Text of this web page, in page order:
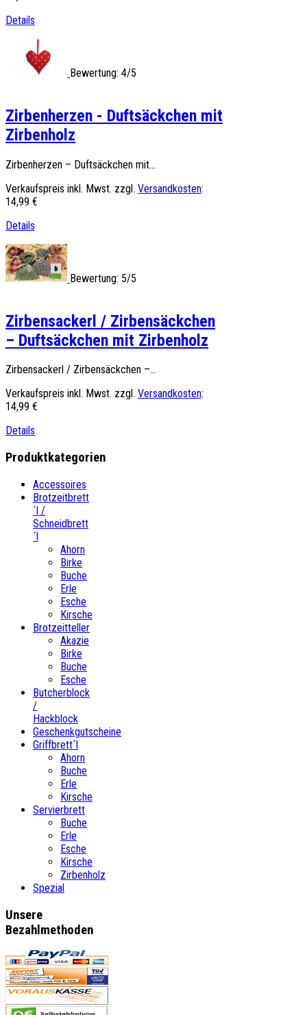
Details
Bewertung: 4/5
Zirbenherzen - Duftsäckchen mit
Zirbenholz
Zirbenherzen – Duftsäckchen mit...
Verkaufspreis inkl. Mwst. zzgl. Versandkosten:
14,99 €
Details
Bewertung: 5/5
Zirbensackerl / Zirbensäckchen
– Duftsäckchen mit Zirbenholz
Zirbensackerl / Zirbensäckchen –...
Verkaufspreis inkl. Mwst. zzgl. Versandkosten:
14,99 €
Details
Produktkategorien
Accessoires
Brotzeitbrett
´l /
Schneidbrett
´l
Ahorn
Birke
Buche
Erle
Esche
Kirsche
Brotzeitteller
Akazie
Birke
Buche
Esche
Butcherblock
/
Hackblock
Geschenkgutscheine
Griffbrett´l
Ahorn
Buche
Erle
Kirsche
Servierbrett
Buche
Erle
Esche
Kirsche
Zirbenholz
Spezial
Unsere
Bezahlmethoden